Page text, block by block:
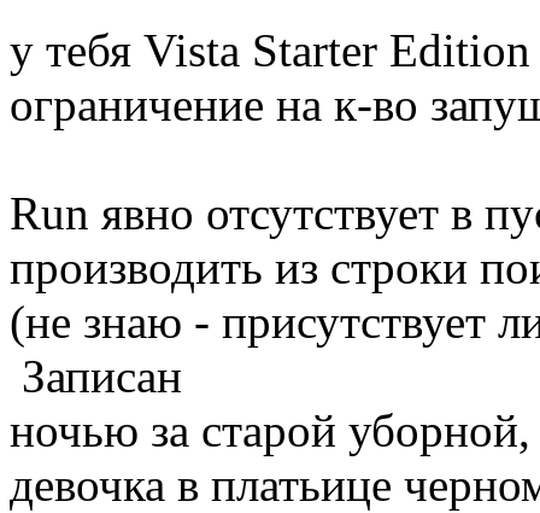
у тебя Vista Starter
ограничение на к-во
Run явно отсутствует в
производить из строки
(не знаю - присутствует
Записан
ночью за старой
девочка в платьице